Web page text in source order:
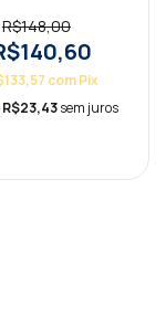
R$148,00
com Pix
R$23,43sem juros